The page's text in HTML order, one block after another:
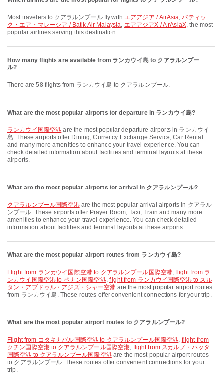
Most travelers to クアラルンプール fly with エアアジア / AirAsia,バティッ
ク・エア・マレーシア / Batik Air Malaysia, エアアジアX / AirAsiaX, the most
popular airlines serving this destination.
How many flights are available from ランカウイ島 to クアラルンプー
ル?
There are 58 flights from ランカウイ島 to クアラルンプール.
What are the most popular airports for departure in ランカウイ島?
ランカウイ国際空港 are the most popular departure airports in ランカウイ
島. These airports offer Dining, Currency Exchange Service, Car Rental
and many more amenities to enhance your travel experience. You can
check detailed information about facilities and terminal layouts at these
airports.
What are the most popular airports for arrival in クアラルンプール?
クアラルンプール国際空港are the most popular arrival airports in クアラル
ンプール. These airports offer Prayer Room, Taxi, Train and many more
amenities to enhance your travel experience. You can check detailed
information about facilities and terminal layouts at these airports.
What are the most popular airport routes from ランカウイ島?
flight from ランカウイ国際空港 to クアラルンプール国際空港,flight from ラ
ンカウイ国際空港 to ペナン国際空港, flight from ランカウイ国際空港 to スル
タン・アブドゥル・アジズ・シャー空港 are the most popular airport routes
from ランカウイ島. These routes offer convenient connections for your trip.
What are the most popular airport routes to クアラルンプール?
flight from コタキナバル国際空港 to クアラルンプール国際空港, flight from
クチン国際空港 to クアラルンプール国際空港, flight from スカルノ・ハッタ
国際空港 to クアラルンプール国際空港are the most popular airport routes
to クアラルンプール. These routes offer convenient connections for your
trip.